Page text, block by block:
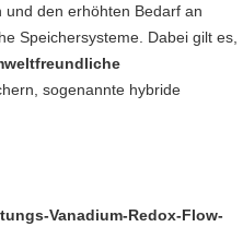
den erhöhten Bedarf an
Speichersysteme. Dabei gilt es,
sogenannte hybride
Vanadium-Redox-Flow-